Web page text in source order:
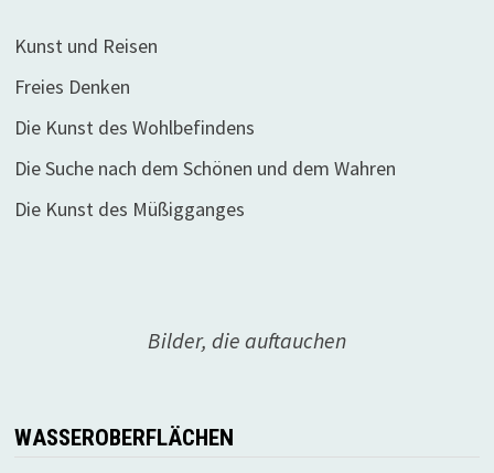
Kunst und Reisen
Freies Denken
Die Kunst des Wohlbefindens
Die Suche nach dem Schönen und dem Wahren
Die Kunst des Müßigganges
Bilder, die auftauchen
WASSEROBERFLÄCHEN